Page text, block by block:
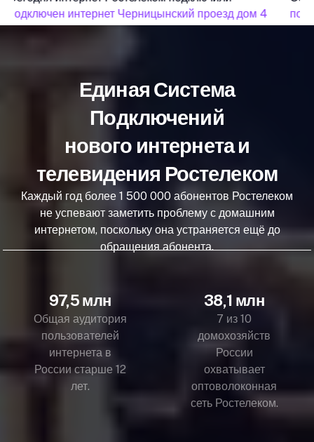
подключен интернет Черницынский проезд дом 4
Единая Система
Подключений
нового интернета и
телевидения Ростелеком
Каждый год более 1 500 000 абонентов Ростелеком
не успевают заметить проблему с домашним
интернетом, поскольку она устраняется ещё до
обращения абонента.
97,5 млн
Общая аудитория
пользователей
интернета в
России старше 12
лет.
38,1 млн
7 из 10
домохозяйств
России
охватывает
оптоволоконная
сеть Ростелеком.